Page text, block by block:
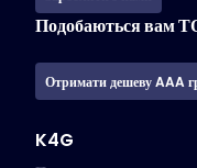
Подобаються вам
Отримати дешеву AAA
K4G